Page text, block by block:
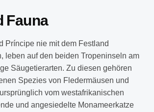
Fauna
Príncipe nie mit dem Festland
leben auf den beiden Tropeninseln am
Säugetierarten. Zu diesen gehören
Spezies von Fledermäusen und
vom westafrikanischen
und angesiedelte Monameerkatze